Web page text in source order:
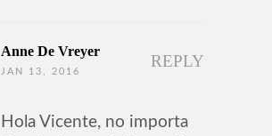
Anne De Vreyer
JAN 13, 2016
REPLY
Hola Vicente, no importa